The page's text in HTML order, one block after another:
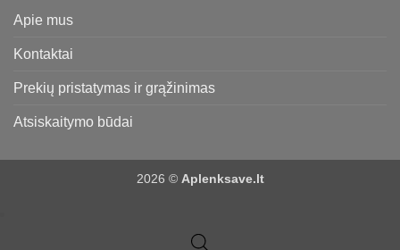
Apie mus
Kontaktai
Prekių pristatymas ir grąžinimas
Atsiskaitymo būdai
2026 © Aplenksave.lt